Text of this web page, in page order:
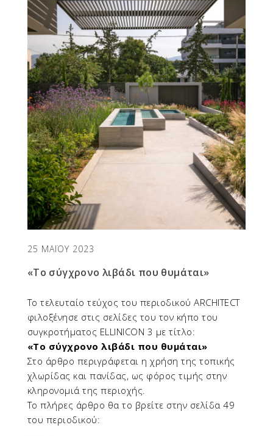
25 ΜΑΪΟΥ 2023
«Το σύγχρονο λιβάδι που θυμάται»
Το τελευταίο τεύχος του περιοδικού ARCHITECT
φιλοξένησε στις σελίδες του τον κήπο του
συγκροτήματος ELLINICON 3 με τίτλο:
«Το σύγχρονο λιβάδι που θυμάται»
Στο άρθρο περιγράφεται η χρήση της τοπικής
χλωρίδας και πανίδας, ως φόρος τιμής στην
κληρονομιά της περιοχής.
Το πλήρες άρθρο θα το βρείτε στην σελίδα 49
του περιοδικού: